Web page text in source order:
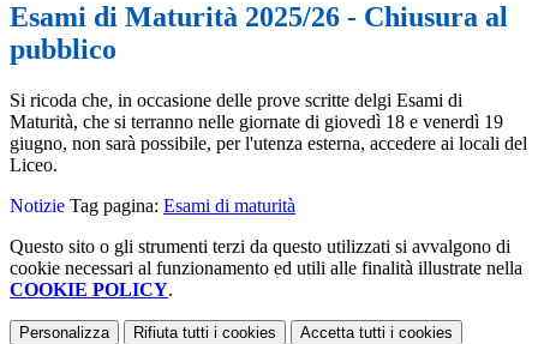
Esami di Maturità 2025/26 - Chiusura al
pubblico
Si ricoda che, in occasione delle prove scritte delgi Esami di
Maturità, che si terranno nelle giornate di giovedì 18 e venerdì 19
giugno, non sarà possibile, per l'utenza esterna, accedere ai locali del
Liceo.
Notizie Tag pagina: Esami di maturità
Questo sito o gli strumenti terzi da questo utilizzati si avvalgono di
cookie necessari al funzionamento ed utili alle finalità illustrate nella
COOKIE POLICY.
Personalizza Rifiuta tutti i cookies Accetta tutti i cookies